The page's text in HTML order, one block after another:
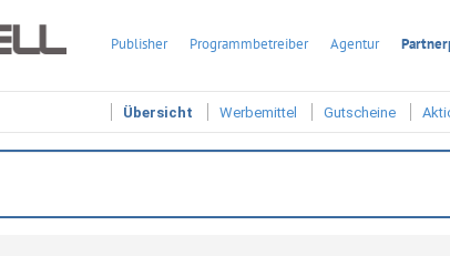
Publisher Programmbetreiber Agentur
Übersicht Werbemittel Gutscheine